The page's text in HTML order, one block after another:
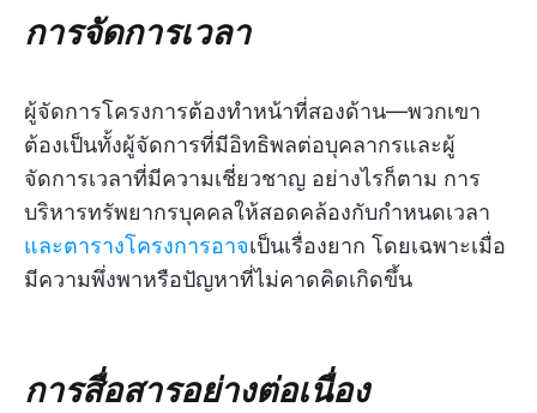
การจัดการเวลา
ผู้จัดการโครงการต้องทำหน้าที่สองด้าน—พวกเขา
ต้องเป็นทั้งผู้จัดการที่มีอิทธิพลต่อบุคลากรและผู้
จัดการเวลาที่มีความเชี่ยวชาญ อย่างไรก็ตาม การ
บริหารทรัพยากรบุคคลให้สอดคล้องกับกำหนดเวลา
และตารางโครงการอาจเป็นเรื่องยาก โดยเฉพาะเมื่อ
มีความพึ่งพาหรือปัญหาที่ไม่คาดคิดเกิดขึ้น
การสื่อสารอย่างต่อเนื่อง